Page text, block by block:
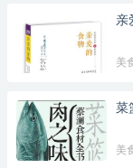
亲
美
菜
美